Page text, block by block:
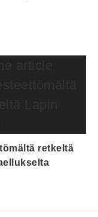
retkeltä